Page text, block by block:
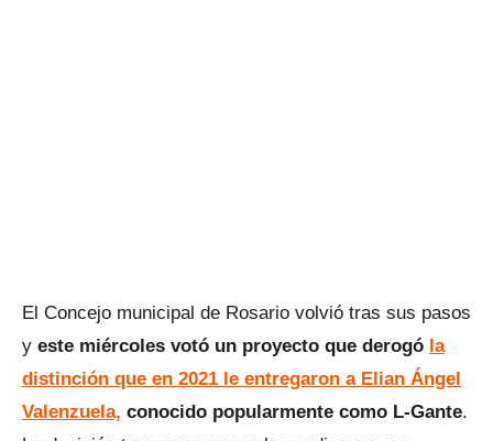
El Concejo municipal de Rosario volvió tras sus pasos
y este miércoles votó un proyecto que derogó la
distinción que en 2021 le entregaron a Elian Ángel
Valenzuela, conocido popularmente como L-Gante.